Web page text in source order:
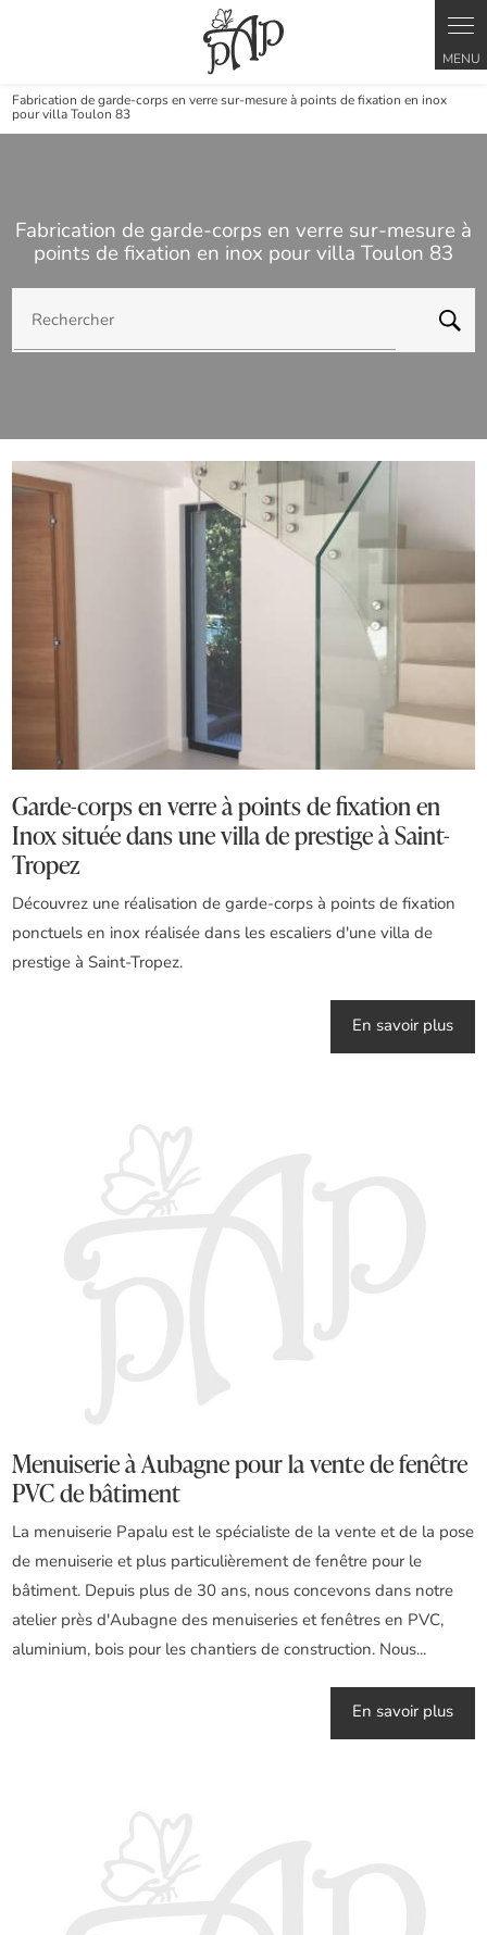
Fabrication de garde-corps en verre sur-mesure à points de fixation en inox
pour villa Toulon 83
Fabrication de garde-corps en verre sur-mesure à
points de fixation en inox pour villa Toulon 83
Rechercher
Garde-corps en verre à points de fixation en
Inox située dans une villa de prestige à Saint-
Tropez
Découvrez une réalisation de garde-corps à points de fixation
ponctuels en inox réalisée dans les escaliers d'une villa de
prestige à Saint-Tropez.
En savoir plus
Menuiserie à Aubagne pour la vente de fenêtre
PVC de bâtiment
La menuiserie Papalu est le spécialiste de la vente et de la pose
de menuiserie et plus particulièrement de fenêtre pour le
bâtiment. Depuis plus de 30 ans, nous concevons dans notre
atelier près d'Aubagne des menuiseries et fenêtres en PVC,
aluminium, bois pour les chantiers de construction. Nous...
En savoir plus
Panneau de gestion des cookies